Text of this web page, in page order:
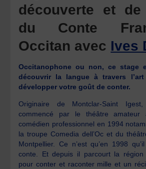
découverte et de
du Conte
Occitan avec Ives
Occitanophone ou non, ce stage
découvrir la langue à travers
développer votre goût de conter.
Originaire de Montclar-Saint
commencé par le théâtre amateur
comédien professionnel en 1994
la troupe Comedia dell’Oc et du
Montpellier. Ce n’est qu’en 1998
conte. Et depuis il parcourt la
pour conter et raconter mille et un